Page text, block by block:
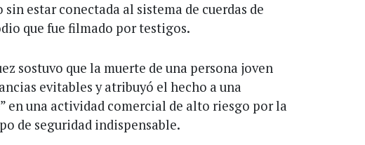
sin estar conectada al sistema de cuerdas de
que fue filmado por testigos.
sostuvo que la muerte de una persona joven
evitables y atribuyó el hecho a una
en una actividad comercial de alto riesgo por la
de seguridad indispensable.